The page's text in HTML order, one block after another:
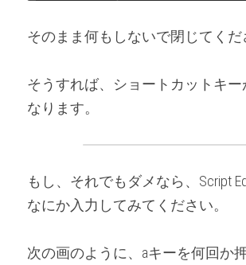
そのまま何もしないで閉じてくだ
そうすれば、ショートカットキー
なります。
もし、それでもダメなら、Script
なにか入力してみてください。
次の画のように、aキーを何回か